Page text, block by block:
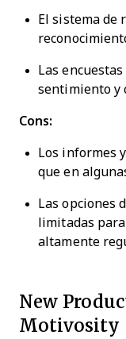
El sistema de
Las
sentimiento y
Cons:
Los informes
que en
Las opciones
limitadas
altamente
New
Motivosity